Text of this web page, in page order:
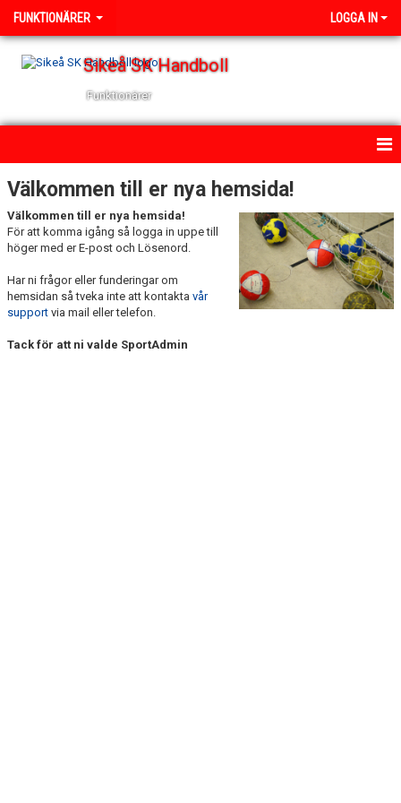
FUNKTIONÄRER LOGGA IN
Sikeå SK Handboll
Funktionärer
HEM
NYHETER
KALENDER
TRUPPEN
Välkommen till er nya hemsida!
Välkommen till er nya hemsida!
För att komma igång så logga in uppe till
höger med er E-post och Lösenord.
Har ni frågor eller funderingar om
hemsidan så tveka inte att kontakta vår
support via mail eller telefon.
Tack för att ni valde SportAdmin